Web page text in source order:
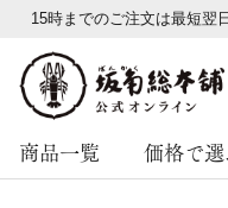
15時までのご注文は最短翌
商品一覧 価格で